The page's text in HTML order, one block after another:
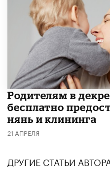
Родителям в
бесплатно
нянь и клининга
21 АПРЕЛЯ
ДРУГИЕ СТАТЬИ